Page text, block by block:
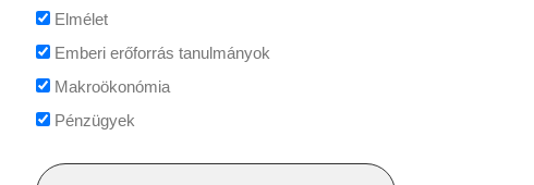
Elmélet
Emberi erőforrás tanulmányok
Makroökonómia
Pénzügyek